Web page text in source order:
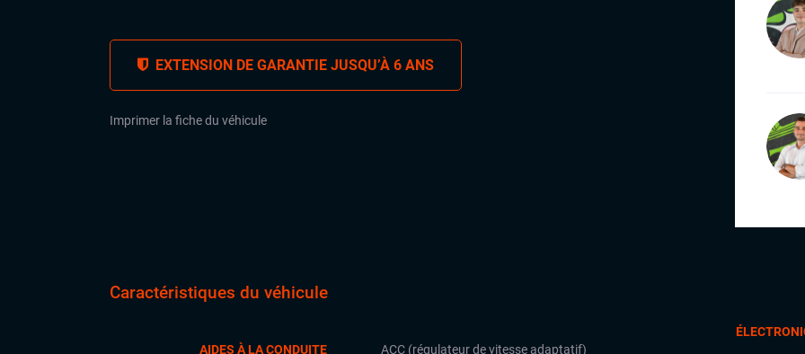
EXTENSION DE GARANTIE JUSQU’À 6 ANS
Imprimer la fiche du véhicule
Caractéristiques du véhicule
AIDES À LA CONDUITE
ACC (régulateur de vitesse adaptatif)